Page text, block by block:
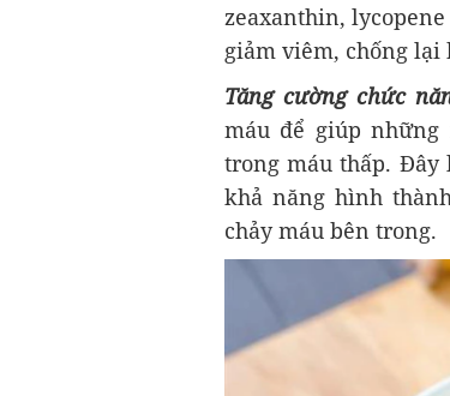
zeaxanthin,
giảm viêm, chống lại
Tăng cường chức
máu để giúp
trong máu thấp.
khả năng hình
chảy máu bên trong.